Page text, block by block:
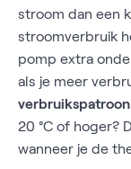
stroom dan een
stroomverbruik
pomp extra
als je meer
verbruikspatroon
20 °C of hoger?
wanneer je de